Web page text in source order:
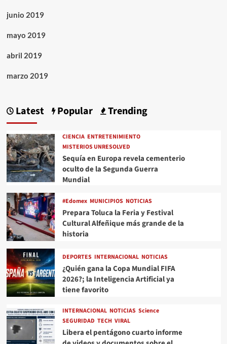
junio 2019
mayo 2019
abril 2019
marzo 2019
Latest Popular Trending
CIENCIA ENTRETENIMIENTO
MISTERIOS UNRESOLVED
Sequía en Europa revela cementerio
oculto de la Segunda Guerra
Mundial
#Edomex MUNICIPIOS NOTICIAS
Prepara Toluca la Feria y Festival
Cultural Alfeñique más grande de la
historia
DEPORTES INTERNACIONAL NOTICIAS
¿Quién gana la Copa Mundial FIFA
2026?; la Inteligencia Artificial ya
tiene favorito
INTERNACIONAL NOTICIAS Science
SEGURIDAD TECH VIRAL
Libera el pentágono cuarto informe